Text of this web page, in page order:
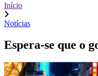
Início
Notícias
Espera-se que o